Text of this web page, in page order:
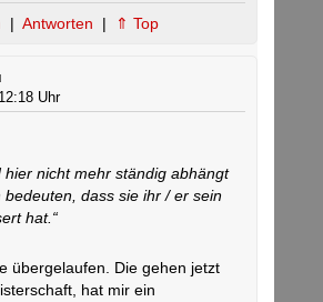
| Antworten | ⇑ Top
Uhr
hier nicht mehr ständig abhängt
bedeuten, dass sie ihr / er sein
hat.“
übergelaufen. Die gehen jetzt
hat mir ein